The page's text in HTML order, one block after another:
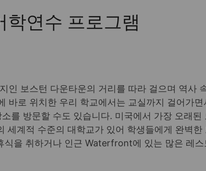
학연수 프로그램
인 보스턴 다운타운의 거리를 따라 걸으며 역사
바로 위치한 우리 학교에서는 교실까지 걸어가
를 방문할 수도 있습니다. 미국에서 가장 오래
세계적 수준의 대학교가 있어 학생들에게 완벽
식을 취하거나 인근 Waterfront에 있는 많은 레스